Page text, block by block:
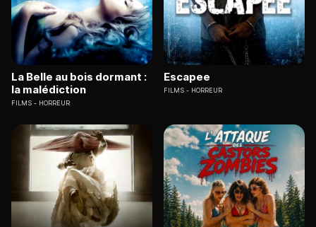
La Belle au bois dormant :
la malédiction
FILMS HORREUR
Escapee
FILMS HORREUR